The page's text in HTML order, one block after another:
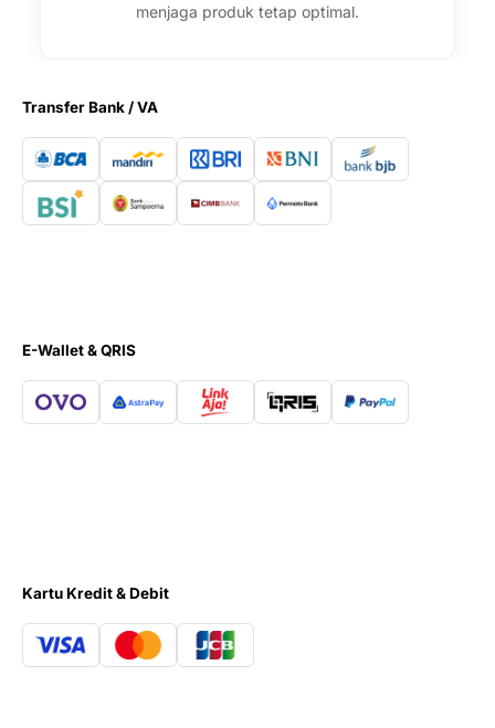
menjaga produk tetap optimal.
Transfer Bank / VA
E-Wallet & QRIS
Kartu Kredit & Debit